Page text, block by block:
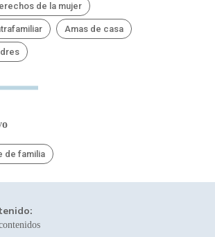
de la mujer
Amas de casa
de familia